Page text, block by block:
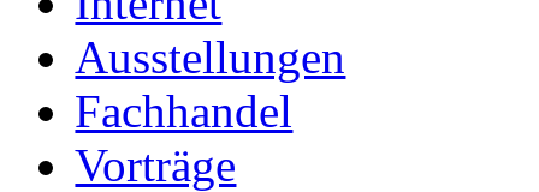
Ausstellungen
Fachhandel
Vorträge